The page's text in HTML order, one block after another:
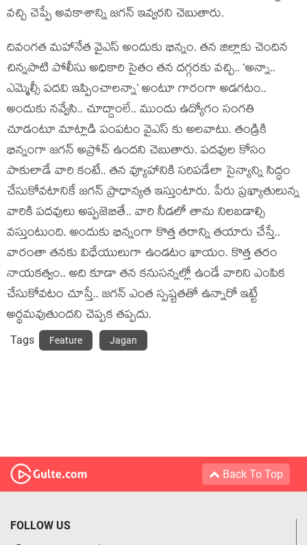
వచ్చి చెప్పే అవకాశాన్ని జగన్ ఇవ్వరని చెబుతారు.
దివంగత మహానేత వైఎస్ అందుకు భిన్నం. తన జిల్లాకు చెందిన
చిన్నపాటి పోలీసు అధికారి సైతం తన దగ్గరకు వచ్చి.. ‘అన్నా..
ఎమ్మెల్సీ పదవి ఇప్పించాలన్నా’ అంటూ గారంగా అడగటం..
అందుకు నవ్వేసి.. చూద్దాంలే.. ముందు ఉద్యోగం సంగతి
చూడంటూ మాట్లాడి పంపటం వైఎస్ కు అలవాటు. తండ్రికి
భిన్నంగా జగన్ అప్రోచ్ ఉందని చెబుతారు. పదవుల కోసం
పాకులాడే వారి కంటే.. తన వ్యూహానికి సరిపడేలా సైన్యాన్ని సిద్ధం
చేసుకోవటానికే జగన్ ప్రాధాన్యత ఇస్తుంటారు. పేరు ప్రఖ్యాతులున్న
వారికి పదవులు అప్పజెబితే.. వారి నీడలో తాను నిలబడాల్సి
వస్తుంటుంది. అందుకు భిన్నంగా కొత్త తరాన్ని తయారు చేస్తే..
వారంతా తనకు విధేయులుగా ఉండటం ఖాయం. కొత్త తరం
నాయకత్వం.. అది కూడా తన కనుసన్నల్లో ఉండే వారిని ఎంపిక
చేసుకోవటం చూస్తే.. జగన్ ఎంత స్పష్టతతో ఉన్నారో ఇట్టే
అర్థమవుతుందని చెప్పక తప్పదు.
Tags Feature Jagan
Back To Top
FOLLOW US